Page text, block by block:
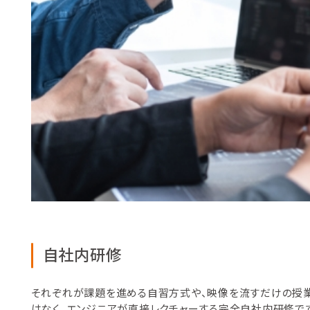
自社内研修
それぞれが課題を進める自習方式や、映像を流すだけの授